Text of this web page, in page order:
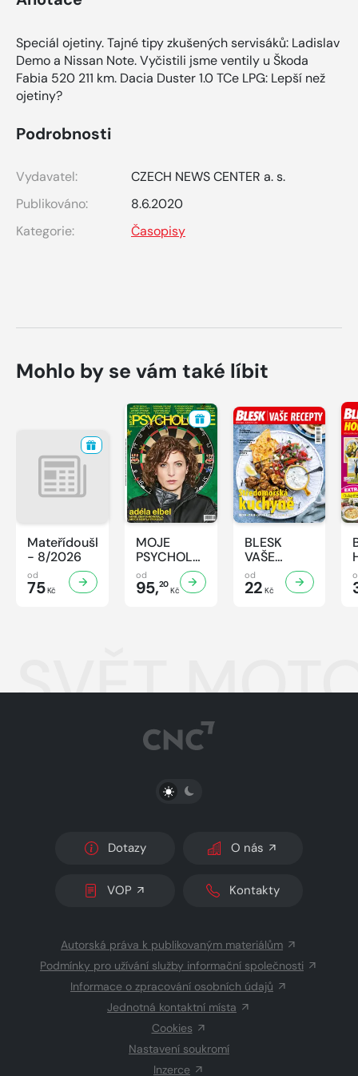
Speciál ojetiny. Tajné tipy zkušených servisáků: Ladislav
Demo a Nissan Note. Vyčistili jsme ventily u Škoda
Fabia 520 211 km. Dacia Duster 1.0 TCe LPG: Lepší než
ojetiny?
Podrobnosti
Vydavatel:
CZECH NEWS CENTER a. s.
Publikováno:
8.6.2020
Kategorie:
Časopisy
Mohlo by se vám také líbit
Mateřídouška
- 8/2026
od
75Kč
MOJE
PSYCHOLOGIE
- 8/2026
od
95,20
Kč
BLESK
VAŠE
RECEPTY -
8/2026
od
22 Kč
SVĚT
PŘEPNOUT SVĚTLÝ/TMAVÝ REŽIM
Dotazy O nás
VOP Kontakty
Autorská práva k publikovaným materiálům
Podmínky pro užívání služby informační společnosti
Informace o zpracování osobních údajů
Jednotná kontaktní místa
Cookies
Nastavení soukromí
Inzerce